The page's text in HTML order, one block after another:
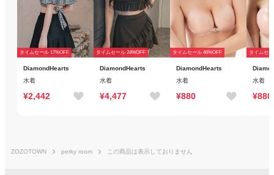
タイムセール 17%OFF
DiamondHearts
水着
¥2,442
タイムセール 24%OFF
DiamondHearts
水着
¥4,477
タイムセール 46%OFF
DiamondHearts
水着
¥880
タイムセ
水着
¥880
ZOZOTOWN perky room この商品は表示しておりません